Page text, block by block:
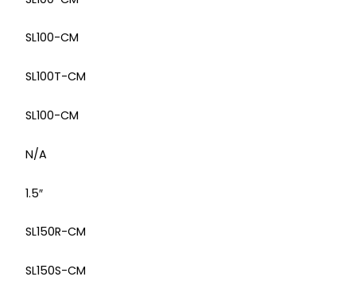
SL100-CM
SL100T-CM
SL100-CM
N/A
1.5″
SL150R-CM
SL150S-CM